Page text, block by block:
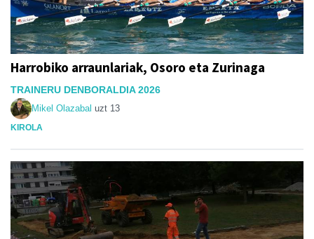
Harrobiko arraunlariak, Osoro eta Zurinaga
TRAINERU DENBORALDIA 2026
Mikel Olazabal uzt 13
KIROLA